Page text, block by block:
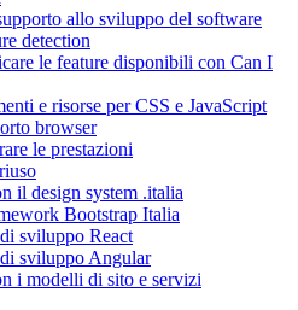
allo sviluppo del software
detection
le feature disponibili con Can I
e risorse per CSS e JavaScript
browser
le prestazioni
il design system .italia
Bootstrap Italia
sviluppo React
sviluppo Angular
i modelli di sito e servizi